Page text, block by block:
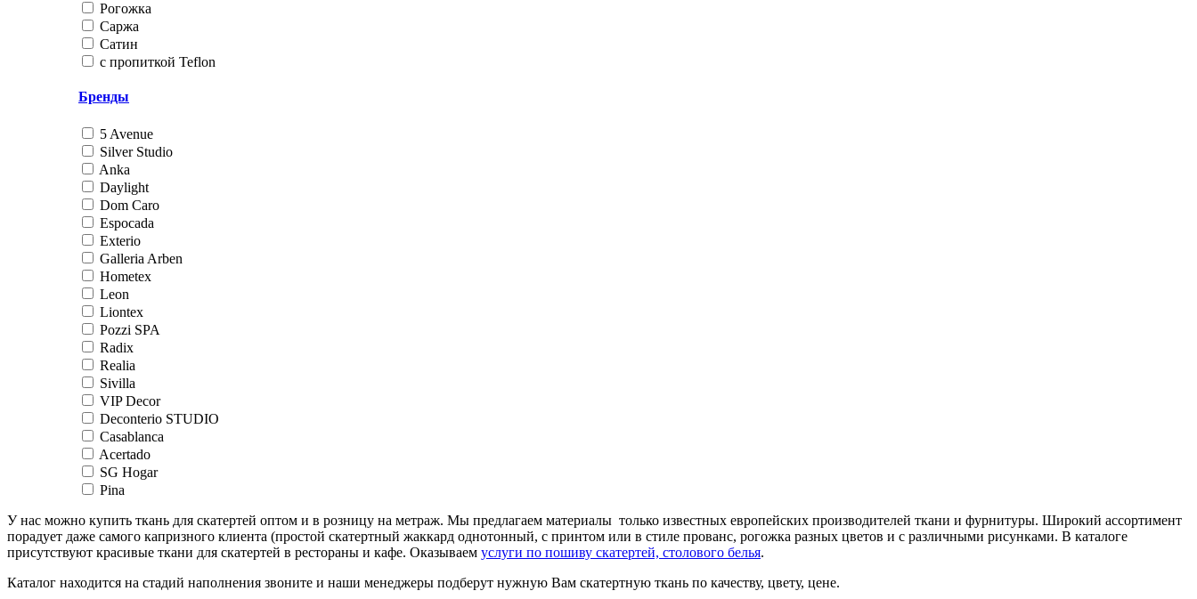
Рогожка
Саржа
Сатин
с пропиткой Teflon
Бренды
5 Avenue
Silver Studio
Anka
Daylight
Dom Caro
Espocada
Exterio
Galleria Arben
Hometex
Leon
Liontex
Pozzi SPA
Radix
Realia
Sivilla
VIP Decor
Deconterio STUDIO
Casablanca
Acertado
SG Hogar
Pina
У нас можно купить ткань для скатертей оптом и в розницу на метраж. Мы предлагаем материалы только известных европейских производителей ткани и фурнитуры. Широкий ассортимент
порадует даже самого капризного клиента (простой скатертный жаккард однотонный, с принтом или в стиле прованс, рогожка разных цветов и с различными рисунками. В каталоге
присутствуют красивые ткани для скатертей в рестораны и кафе. Оказываем услуги по пошиву скатертей, столового белья.
Каталог находится на стадий наполнения звоните и наши менеджеры подберут нужную Вам скатертную ткань по качеству, цвету, цене.